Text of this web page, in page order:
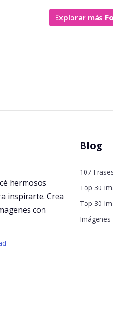
Explorar más
hermosos
inspirarte. Crea
con
Blog
107
Top 30
Top 30
Imágenes